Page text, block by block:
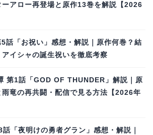
ーアロー再登場と原作13巻を解説【2026
話「お祝い」感想・解説｜原作何巻？結
イシャの誕生祝いを徹底考察
第1話「GOD OF THUNDER」解説｜原
竜の再共闘・配信で見る方法【2026年
「夜明けの勇者グラン」感想・解説｜